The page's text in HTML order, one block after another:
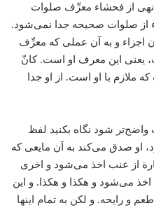
نهی از فحشاء معرِّف صلوات
از صلوات صحیحه جدا نمی‌شود.
اجزاء و به آن عملی که معرِّف
یعنی این معرف او است. کانّ
با او است. از او جدا
شود نگاه بکنید لفظ
او صدق می‌کند به آن مایعی که
از عنب اخذ می‌شود و اخری
می‌شود و هکذا و هکذا. و این
و رایحه. و لکن به تمام اینها